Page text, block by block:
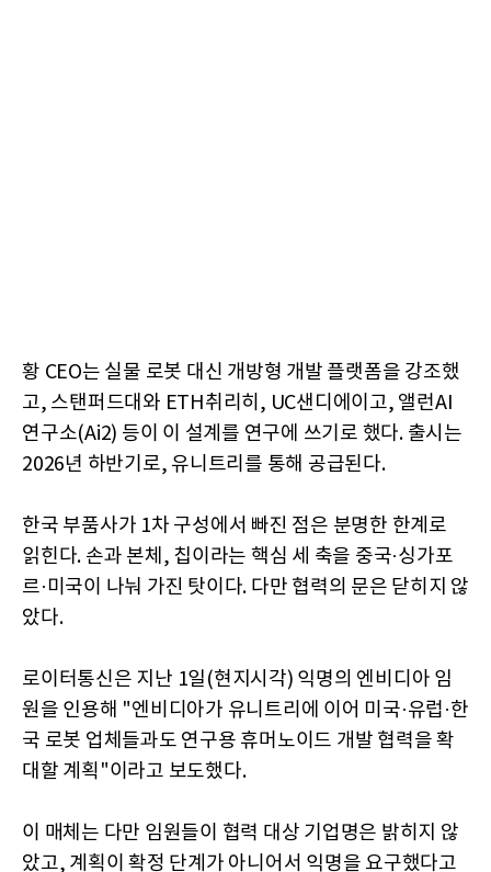
황 CEO는 실물 로봇 대신 개방형 개발 플랫폼을 강조했
고, 스탠퍼드대와 ETH취리히, UC샌디에이고, 앨런AI
연구소(Ai2) 등이 이 설계를 연구에 쓰기로 했다. 출시는
2026년 하반기로, 유니트리를 통해 공급된다.
한국 부품사가 1차 구성에서 빠진 점은 분명한 한계로
읽힌다. 손과 본체, 칩이라는 핵심 세 축을 중국·싱가포
르·미국이 나눠 가진 탓이다. 다만 협력의 문은 닫히지 않
았다.
로이터통신은 지난 1일(현지시각) 익명의 엔비디아 임
원을 인용해 "엔비디아가 유니트리에 이어 미국·유럽·한
국 로봇 업체들과도 연구용 휴머노이드 개발 협력을 확
대할 계획"이라고 보도했다.
이 매체는 다만 임원들이 협력 대상 기업명은 밝히지 않
았고, 계획이 확정 단계가 아니어서 익명을 요구했다고